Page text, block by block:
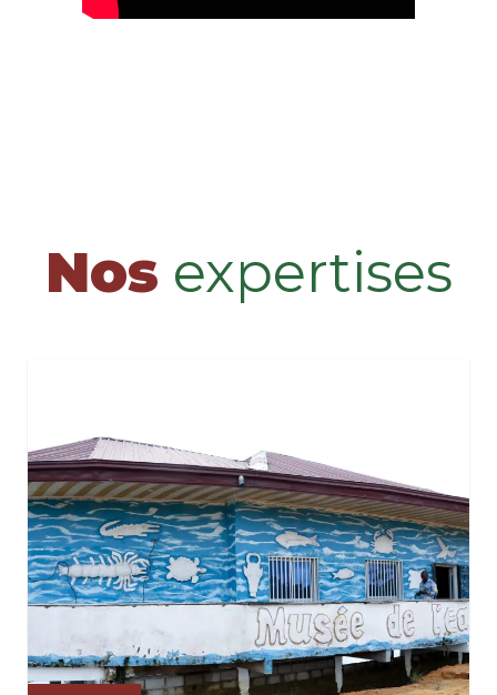
Nos expertises